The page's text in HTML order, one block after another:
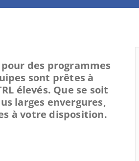
des programmes
sont prêtes à
élevés. Que se soit
larges envergures,
à votre disposition.